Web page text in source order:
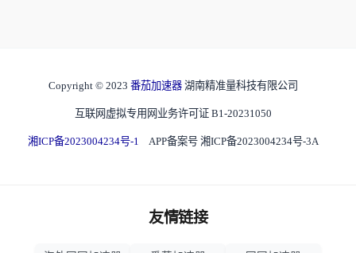
Copyright © 2023 番茄加速器 湖南精准量科技有限公司
互联网虚拟专用网业务许可证 B1-20231050
湘ICP备2023004234号-1 APP备案号 湘ICP备2023004234号-3A
友情链接